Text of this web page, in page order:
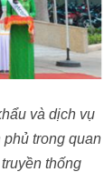
và dịch vụ
trong quan
thống